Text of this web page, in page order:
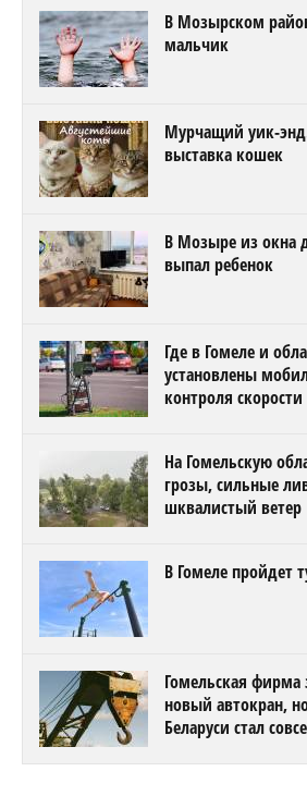
В Мозырском
мальчик
Мурчащий уик-
выставка кошек
В Мозыре из окна
выпал ребенок
Где в Гомеле и
установлены
контроля скорости
На Гомельскую
грозы, сильные
шквалистый ветер
В Гомеле пройдет
Гомельская фирма
новый автокран,
Беларуси стал